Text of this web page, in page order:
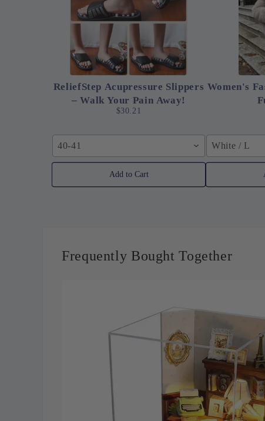
ReliefStep Acupressure Slippers
– Walk Your Pain Away!
$30.21
40-41
Add to Cart
Women's
White / L
Frequently Bought Together